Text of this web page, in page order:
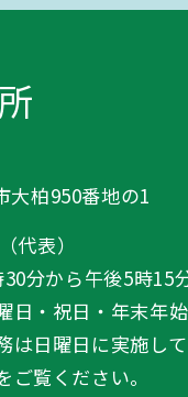
柏950番地の1
代表）
分から午後5時15
日・祝日・年末年
は日曜日に実施し
ご覧ください。